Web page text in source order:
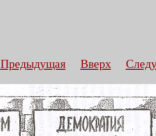
Предыдущая Вверх